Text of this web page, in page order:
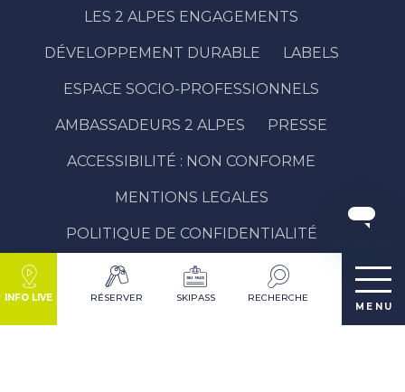
INFO LIVE RÉSERVER SKIPASS RECHERCHE
MENU
LES 2 ALPES ENGAGEMENTS
DÉVELOPPEMENT DURABLE LABELS
ESPACE SOCIO-PROFESSIONNELS
AMBASSADEURS 2 ALPES PRESSE
ACCESSIBILITÉ : NON CONFORME
MENTIONS LEGALES
POLITIQUE DE CONFIDENTIALITÉ
PLAN DU SITE